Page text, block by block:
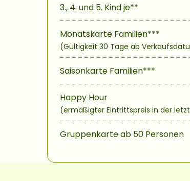
3., 4. und 5. Kind je**
Monatskarte Familien***
(Gültigkeit 30 Tage ab
Saisonkarte Familien***
Happy Hour
(ermäßigter Eintrittspreis in der
Gruppenkarte ab 50 Personen